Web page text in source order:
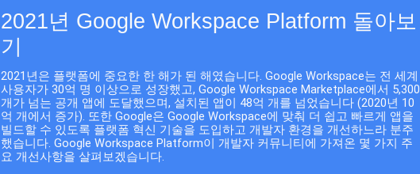
2021년 Google Workspace Platform 돌아보
기
2021년은 플랫폼에 중요한 한 해가 된 해였습니다. Google Workspace는 전 세계
사용자가 30억 명 이상으로 성장했고, Google Workspace Marketplace에서 5,300
개가 넘는 공개 앱에 도달했으며, 설치된 앱이 48억 개를 넘었습니다 (2020년 10
억 개에서 증가). 또한 Google은 Google Workspace에 맞춰 더 쉽고 빠르게 앱을
빌드할 수 있도록 플랫폼 혁신 기술을 도입하고 개발자 환경을 개선하느라 분주
했습니다. Google Workspace Platform이 개발자 커뮤니티에 가져온 몇 가지 주
요 개선사항을 살펴보겠습니다.